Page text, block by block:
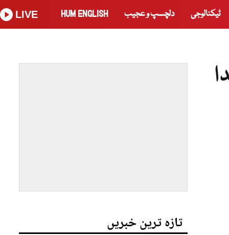
ٹیکنالوجی دلچسپ و عجیب HUM ENGLISH
LIVE
تازہ ترین خبریں